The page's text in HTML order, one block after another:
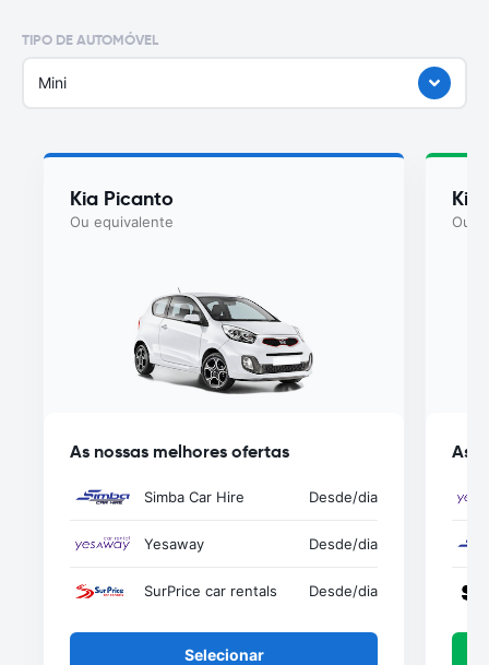
TIPO DE AUTOMÓVEL
Mini
Kia Picanto
Ou equivalente
As nossas melhores ofertas
Simba Car Hire Desde/dia
Yesaway Desde/dia
SurPrice car rentals Desde/dia
Selecionar
Kia
Ou
As